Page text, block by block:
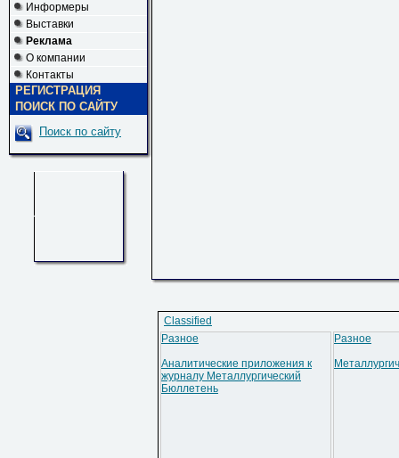
Информеры
Выставки
Реклама
О компании
Контакты
РЕГИСТРАЦИЯ
ПОИСК ПО САЙТУ
Поиск по сайту
Classified
Разное
Аналитические приложения к
журналу Металлургический
Бюллетень
Разное